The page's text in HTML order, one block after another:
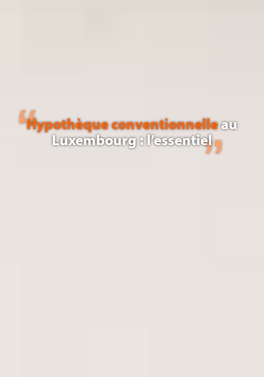
Hypothèque conventionnelleau
Luxembourg : l’essentiel